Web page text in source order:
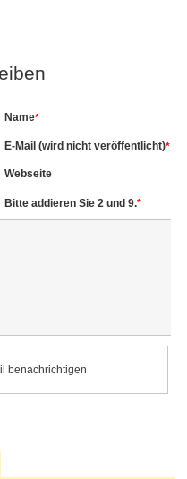
Pflichtfeld
Name*
Pflichtfeld
E-Mail (wird nicht veröffentlicht)*
Webseite
Bitte addieren Sie 2 und 9.*
benachrichtigen